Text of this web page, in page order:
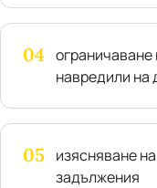
04 ограничаване
навредили на
05
изясняване
задължения